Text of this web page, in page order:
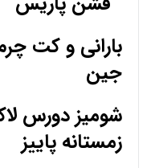
بارانی و کت
جین
شومیز دورس
زمستانه پاییز